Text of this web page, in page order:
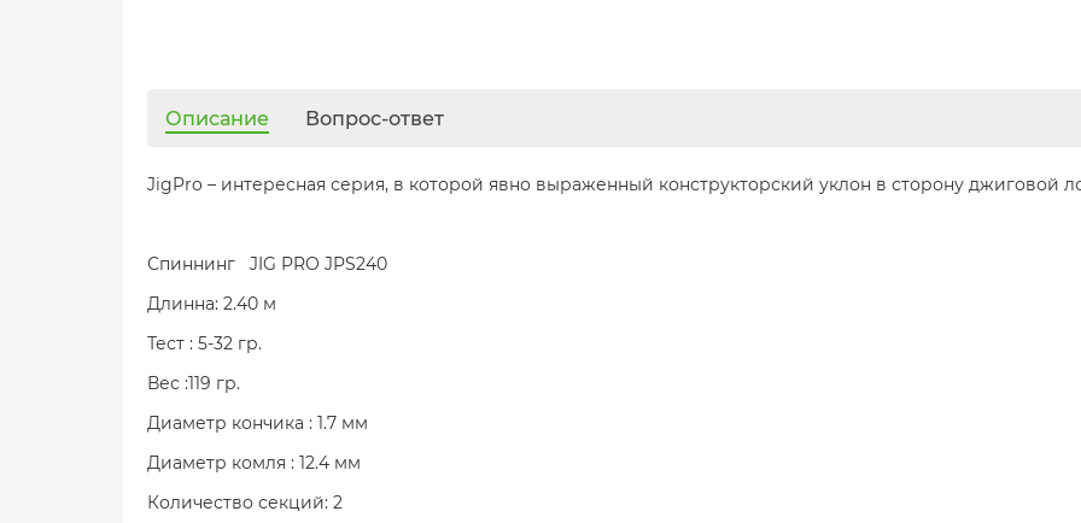
Описание Вопрос-ответ
JigPro – интересная серия, в которой явно выраженный конструкторский уклон в сторону джиговой
Спиннинг JIG PRO JPS240
Длинна: 2.40 м
Тест : 5-32 гр.
Вес :119 гр.
Диаметр кончика : 1.7 мм
Диаметр комля : 12.4 мм
Количество секций: 2